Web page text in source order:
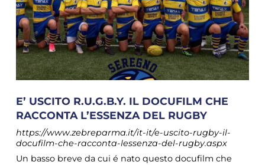
E’ USCITO R.U.G.B.Y. IL DOCUFILM CHE
RACCONTA L’ESSENZA DEL RUGBY
https://www.zebreparma.it/it-it/e-uscito-rugby-il-
docufilm-che-racconta-lessenza-del-rugby.aspx
Un basso breve da cui é nato questo docufilm che